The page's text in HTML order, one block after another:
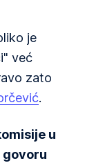
je
već
zato
.
u
govoru